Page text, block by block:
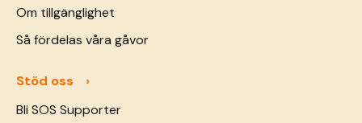
Om tillgänglighet
Så fördelas våra gåvor
Stöd oss
Bli SOS Supporter